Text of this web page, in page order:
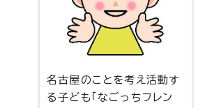
名古屋のことを考え活動す
る子ども「なごっちフレン